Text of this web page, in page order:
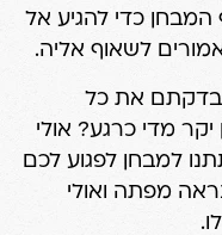
המבחן כדי להגיע אל
לשאוף אליה.
בדקתם את כל
מדי כרגע? אולי
למבחן לפגוע לכם
מפתה ואולי